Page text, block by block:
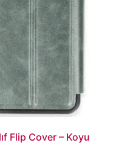
Flip Cover – Koyu